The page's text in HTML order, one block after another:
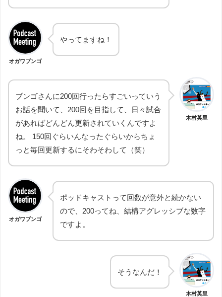
オガワブンゴ
やってますね！
木村英里
ブンゴさんに200回行ったらすごいっていう
お話を聞いて、200回を目指して、日々試合
があればどんどん更新されていくんですよ
ね。 150回ぐらいんなったぐらいからちょ
っと毎回更新するにそわそわして（笑）
オガワブンゴ
ポッドキャストって回数が意外と続かない
ので、200ってね、結構アグレッシブな数字
ですよ。
木村英里
そうなんだ！